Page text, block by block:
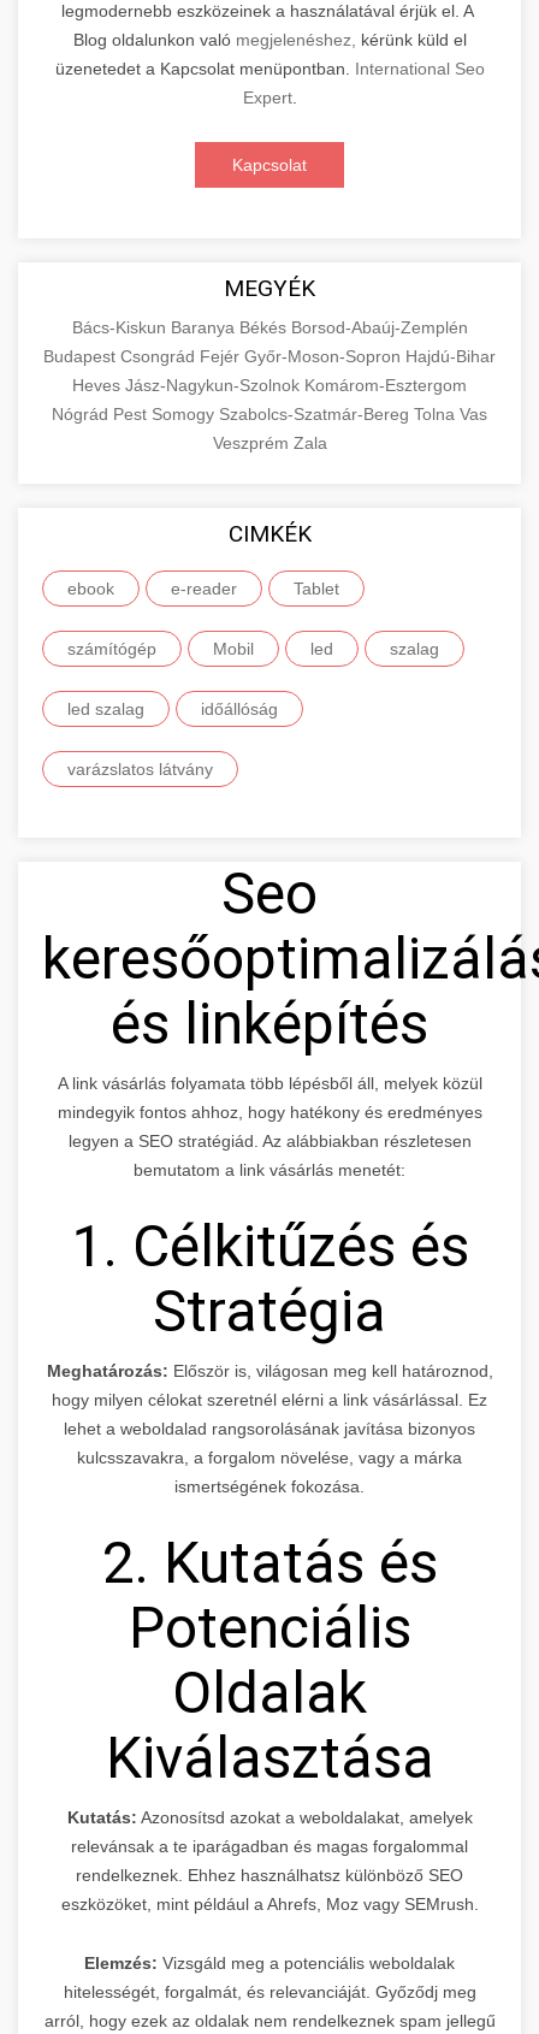
legmodernebb eszközeinek a használatával érjük el. A
Blog oldalunkon való megjelenéshez,
kérünk küld el
üzenetedet a Kapcsolat menüpontban. International Seo
Expert.
Kapcsolat
MEGYÉK
Bács-Kiskun Baranya Békés Borsod-Abaúj-Zemplén
Budapest Csongrád Fejér Győr-Moson-Sopron Hajdú-Bihar
Heves Jász-Nagykun-Szolnok Komárom-Esztergom
Nógrád Pest Somogy Szabolcs-Szatmár-Bereg Tolna Vas
Veszprém Zala
CIMKÉK
ebook e-reader Tablet
számítógép Mobil led szalag
led szalag időállóság
varázslatos látvány
Seo
és linképítés
A link vásárlás folyamata több lépésből áll, melyek közül
mindegyik fontos ahhoz, hogy hatékony és eredményes
legyen a SEO stratégiád. Az alábbiakban részletesen
bemutatom a link vásárlás menetét:
1. Célkitűzés és
Stratégia
Meghatározás: Először is, világosan meg kell határoznod,
hogy milyen célokat szeretnél elérni a link vásárlással. Ez
lehet a weboldalad rangsorolásának javítása bizonyos
kulcsszavakra, a forgalom növelése, vagy a márka
ismertségének fokozása.
2. Kutatás és
Potenciális
Oldalak
Kiválasztása
Kutatás: Azonosítsd azokat a weboldalakat, amelyek
relevánsak a te iparágadban és magas forgalommal
rendelkeznek. Ehhez használhatsz különböző SEO
eszközöket, mint például a Ahrefs, Moz vagy SEMrush.
Elemzés: Vizsgáld meg a potenciális weboldalak
hitelességét, forgalmát, és relevanciáját. Győződj meg
arról, hogy ezek az oldalak nem rendelkeznek spam jellegű